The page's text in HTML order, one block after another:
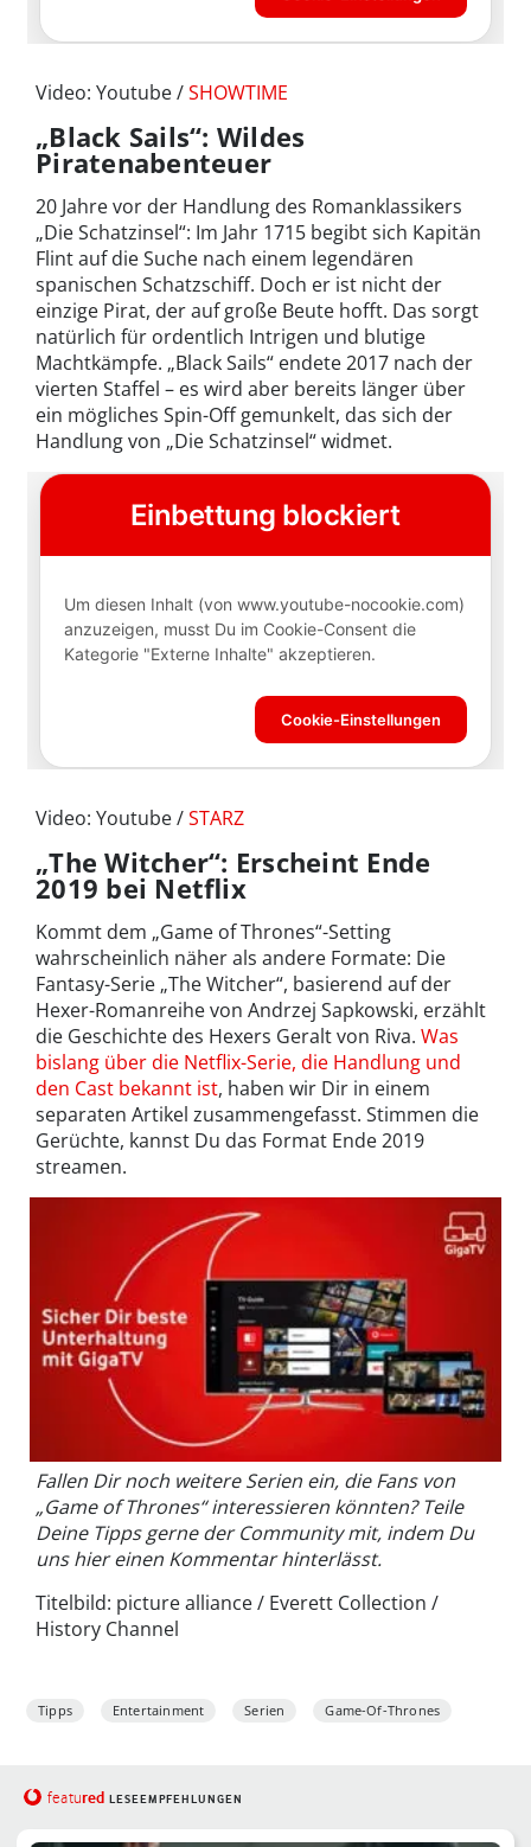
Video: Youtube /SHOWTIME
„Black Sails“: Wildes
Piratenabenteuer
20 Jahre vor der Handlung des Romanklassikers
„Die Schatzinsel“: Im Jahr 1715 begibt sich Kapitän
Flint auf die Suche nach einem legendären
spanischen Schatzschiff. Doch er ist nicht der
einzige Pirat, der auf große Beute hofft. Das sorgt
natürlich für ordentlich Intrigen und blutige
Machtkämpfe. „Black Sails“ endete 2017 nach der
vierten Staffel – es wird aber bereits länger über
ein mögliches Spin-Off gemunkelt, das sich der
Handlung von „Die Schatzinsel“ widmet.
Video: Youtube /STARZ
„The Witcher“: Erscheint Ende
2019 bei Netflix
Kommt dem „Game of Thrones“-Setting
wahrscheinlich näher als andere Formate: Die
Fantasy-Serie „The Witcher“, basierend auf der
Hexer-Romanreihe von Andrzej Sapkowski, erzählt
die Geschichte des Hexers Geralt von Riva. Was
bislang über die Netflix-Serie, die Handlung und
den Cast bekannt ist, haben wir Dir in einem
separaten Artikel zusammengefasst. Stimmen die
Gerüchte, kannst Du das Format Ende 2019
streamen.
Fallen Dir noch weitere Serien ein, die Fans von
„Game of Thrones“ interessieren könnten? Teile
Deine Tipps gerne der Community mit, indem Du
uns hier einen Kommentar hinterlässt.
Titelbild: picture alliance / Everett Collection /
History Channel
Tipps Entertainment Serien Game-Of-Thrones
featured LESEEMPFEHLUNGEN